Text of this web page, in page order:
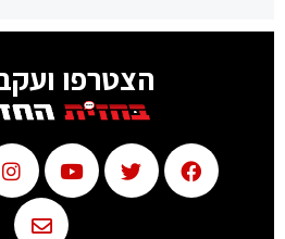
הצטרפו